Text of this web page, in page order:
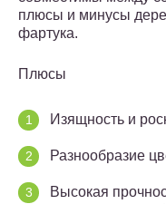
плюсы и минусы
фартука.
Плюсы
Изящность и
Разнообразие
Высокая